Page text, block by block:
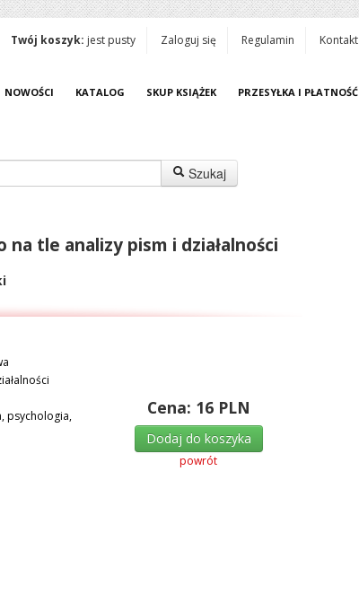
Twój koszyk: jest pusty Zaloguj się Regulamin Kontakt
NOWOŚCI KATALOG SKUP KSIĄŻEK PRZESYŁKA I PŁATNOŚĆ
Szukaj
na tle analizy pism i działalności
psychologia,
Cena: 16 PLN
Dodaj do koszyka
powrót